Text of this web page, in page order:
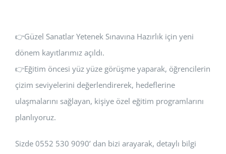
👉Güzel Sanatlar Yetenek Sınavına Hazırlık için yeni
dönem kayıtlarımız açıldı.
👉Eğitim öncesi yüz yüze görüşme yaparak, öğrencilerin
çizim seviyelerini değerlendirerek, hedeflerine
ulaşmalarını sağlayan, kişiye özel eğitim programlarını
planlıyoruz.
Sizde 0552 530 9090’ dan bizi arayarak, detaylı bilgi